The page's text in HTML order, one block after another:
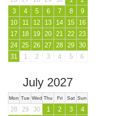
3
4 5 6 7 8
9
10
11 12 13 14 15
16
17
18 19 20 21 22 23
24 25 26 27 28 29 30
31
1 2 3 4 5 6
July 2027
Mon Tue Wed Thu Fri Sat Sun
28 29 30 1 2 3
4